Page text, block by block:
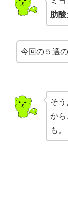
肪酸
今回の５選
そ
から
も。